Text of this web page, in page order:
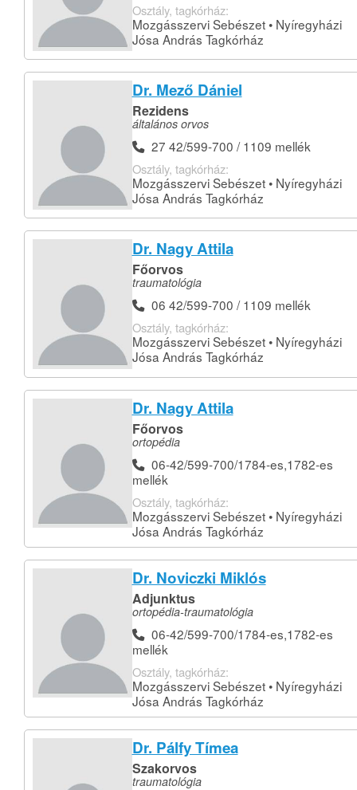
Osztály, tagkórház:
Mozgásszervi Sebészet • Nyíregyházi
Jósa András Tagkórház
Dr. Mező Dániel
Rezidens
általános orvos
27 42/599-700 / 1109 mellék
Osztály, tagkórház:
Mozgásszervi Sebészet • Nyíregyházi
Jósa András Tagkórház
Dr. Nagy Attila
Főorvos
traumatológia
06 42/599-700 / 1109 mellék
Osztály, tagkórház:
Mozgásszervi Sebészet • Nyíregyházi
Jósa András Tagkórház
Dr. Nagy Attila
Főorvos
ortopédia
06-42/599-700/1784-es,1782-es
mellék
Osztály, tagkórház:
Mozgásszervi Sebészet • Nyíregyházi
Jósa András Tagkórház
Dr. Noviczki Miklós
Adjunktus
ortopédia-traumatológia
06-42/599-700/1784-es,1782-es
mellék
Osztály, tagkórház:
Mozgásszervi Sebészet • Nyíregyházi
Jósa András Tagkórház
Dr. Pálfy Tímea
Szakorvos
traumatológia